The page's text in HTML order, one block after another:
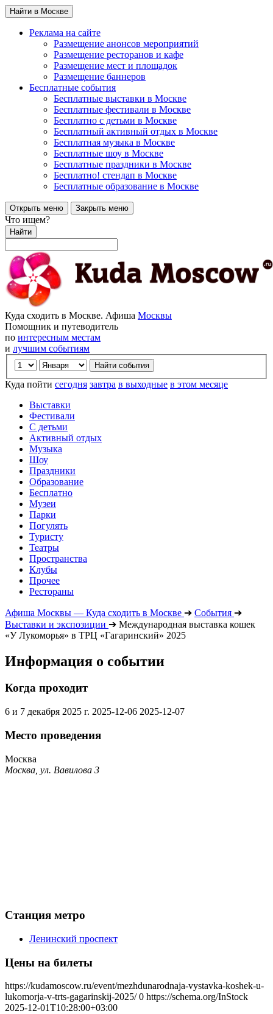
Найти в Москве
Реклама на сайте
Размещение анонсов мероприятий
Размещение ресторанов и кафе
Размещение мест и площадок
Размещение баннеров
Бесплатные события
Бесплатные выставки в Москве
Бесплатные фестивали в Москве
Бесплатно с детьми в Москве
Бесплатный активный отдых в Москве
Бесплатная музыка в Москве
Бесплатные шоу в Москве
Бесплатные праздники в Москве
Бесплатно! стендап в Москве
Бесплатные образование в Москве
Открыть меню Закрыть меню
Что ищем?
Найти
Куда сходить в Москве. Афиша Москвы
Помощник и путеводитель
по интересным местам
и лучшим событиям
Куда пойти сегодня завтра в выходные в этом месяце
Выставки
Фестивали
С детьми
Активный отдых
Музыка
Шоу
Праздники
Образование
Бесплатно
Музеи
Парки
Погулять
Туристу
Театры
Пространства
Клубы
Прочее
Рестораны
Афиша Москвы — Куда сходить в Москве ➔ События ➔
Выставки и экспозиции ➔ Международная выставка кошек
«У Лукоморья» в ТРЦ «Гагаринский» 2025
Информация о событии
Когда проходит
6 и 7 декабря 2025 г. 2025-12-06 2025-12-07
Место проведения
Москва
Москва, ул. Вавилова 3
Станция метро
Ленинский проспект
Цены на билеты
https://kudamoscow.ru/event/mezhdunarodnaja-vystavka-koshek-u-
lukomorja-v-trts-gagarinskij-2025/ 0 https://schema.org/InStock
2025-12-01T10:28:00+03:00